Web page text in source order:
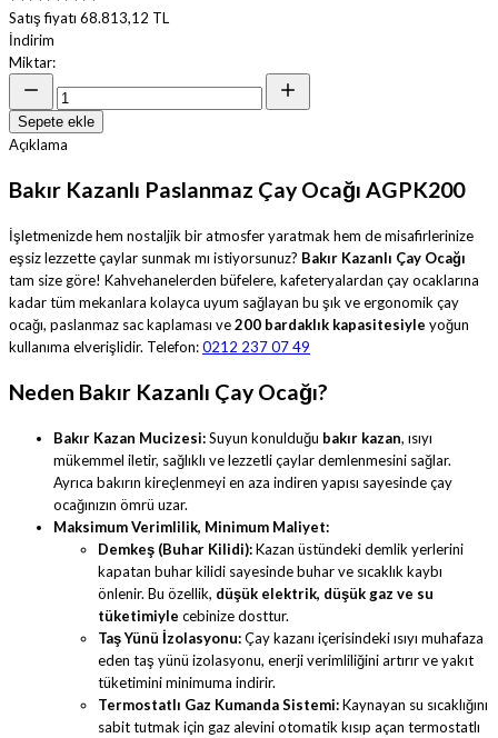
Satış fiyatı 68.813,12 TL
İndirim
Miktar:
Sepete ekle
Açıklama
Bakır Kazanlı Paslanmaz Çay Ocağı AGPK200
İşletmenizde hem nostaljik bir atmosfer yaratmak hem de misafirlerinize
eşsiz lezzette çaylar sunmak mı istiyorsunuz? Bakır Kazanlı Çay Ocağı
tam size göre! Kahvehanelerden büfelere, kafeteryalardan çay ocaklarına
kadar tüm mekanlara kolayca uyum sağlayan bu şık ve ergonomik çay
ocağı, paslanmaz sac kaplaması ve200 bardaklık kapasitesiyle yoğun
kullanıma elverişlidir. Telefon:0212 237 07 49
Neden Bakır Kazanlı Çay Ocağı?
Bakır Kazan Mucizesi:Suyun konulduğu bakır kazan, ısıyı
mükemmel iletir, sağlıklı ve lezzetli çaylar demlenmesini sağlar.
Ayrıca bakırın kireçlenmeyi en aza indiren yapısı sayesinde çay
ocağınızın ömrü uzar.
Maksimum Verimlilik, Minimum Maliyet:
Demkeş (Buhar Kilidi):Kazan üstündeki demlik yerlerini
kapatan buhar kilidi sayesinde buhar ve sıcaklık kaybı
önlenir. Bu özellik, düşük elektrik, düşük gaz ve su
tüketimiyle cebinize dosttur.
Taş Yünü İzolasyonu:Çay kazanı içerisindeki ısıyı muhafaza
eden taş yünü izolasyonu, enerji verimliliğini artırır ve yakıt
tüketimini minimuma indirir.
Termostatlı Gaz Kumanda Sistemi:Kaynayan su sıcaklığını
sabit tutmak için gaz alevini otomatik kısıp açan termostatlı